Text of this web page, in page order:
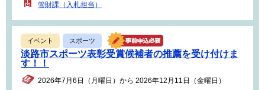
管財課（入札担当）
イベント スポーツ
淡路市スポーツ表彰受賞候補者の推薦を受け付けま
す！！
2026年7月6日（月曜日）から 2026年12月11日（金曜日）